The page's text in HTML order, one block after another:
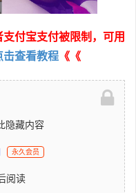
付宝支付被限制，可用
击查看教程 《《
隐藏内容
永久会员
阅读